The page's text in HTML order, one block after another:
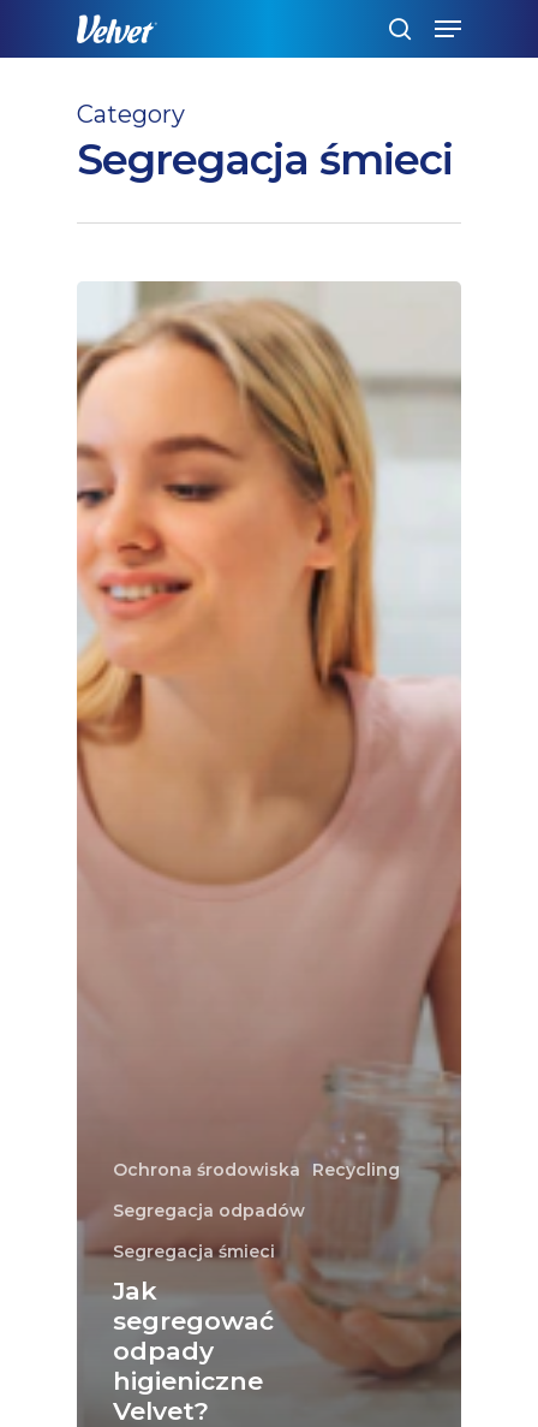
content
szukaj
Menu
Category
Segregacja śmieci
Ochrona środowiska
Recycling
Segregacja odpadów
Segregacja śmieci
Jak
segregować
odpady
higieniczne
Velvet?